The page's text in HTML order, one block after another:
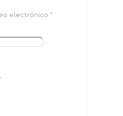
electrónico *